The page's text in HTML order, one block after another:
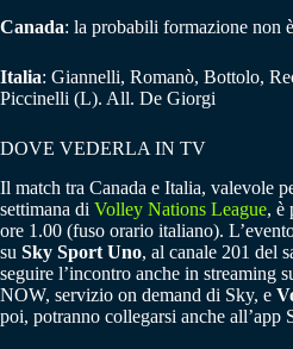
Canada: la probabili formazione non
Italia: Giannelli, Romanò, Bottolo,
Piccinelli (L). All. De Giorgi
DOVE VEDERLA IN TV
Il match tra Canada e Italia, valevole
settimana di Volley Nations League, è
ore 1.00 (fuso orario italiano).
su Sky Sport Uno, al canale 201 del
seguire l’incontro anche in streaming
NOW, servizio on demand di Sky, e
poi, potranno collegarsi anche all’app